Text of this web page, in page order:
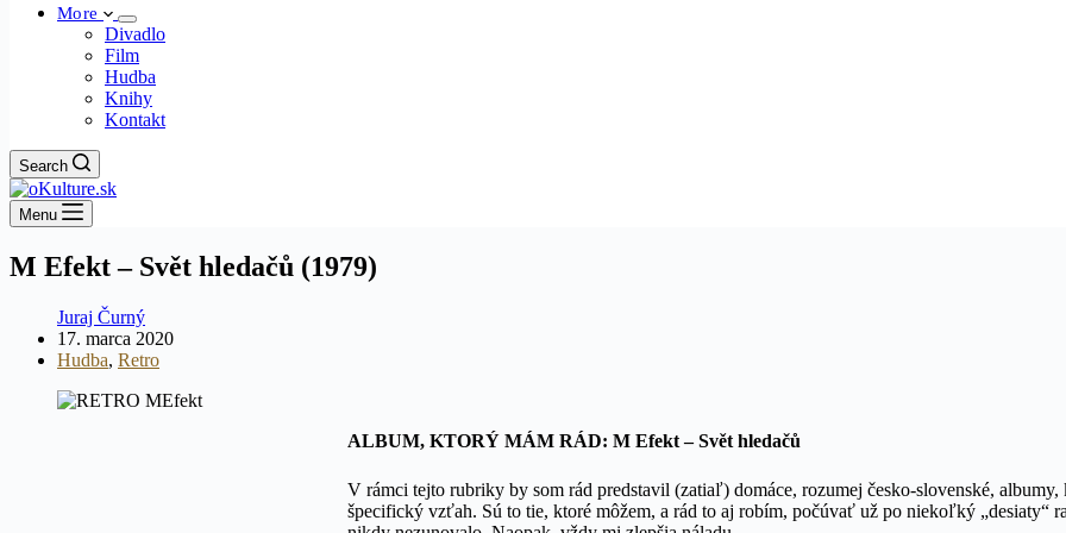
More
Divadlo
Film
Hudba
Knihy
Kontakt
Search
Menu
M Efekt – Svět hledačů (1979)
Juraj Čurný
17. marca 2020
Hudba, Retro
ALBUM, KTORÝ MÁM RÁD: M Efekt – Svět hledačů
V rámci tejto rubriky by som rád predstavil (zatiaľ) domáce, rozumej česko-slovenské,
špecifický vzťah. Sú to tie, ktoré môžem, a rád to aj robím, počúvať už po niekoľký „desiaty“